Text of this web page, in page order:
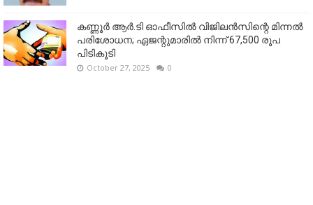
കണ്ണൂര്‍ ആര്‍.ടി ഓഫീസില്‍ വിജിലൻസിന്റെ മിന്നല്‍
പരിശോധന; ഏജന്റുമാരില്‍ നിന്ന് 67,500 രൂപ
പിടികൂടി
October 27, 2025 0